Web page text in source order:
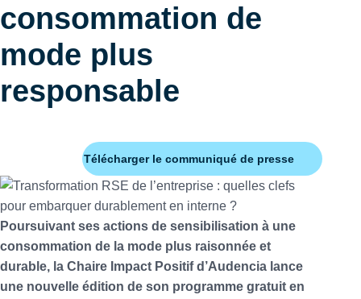
consommation de
mode plus
responsable
Télécharger le communiqué de presse
Poursuivant ses actions de sensibilisation à une
consommation de la mode plus raisonnée et
durable, la Chaire Impact Positif d’Audencia lance
une nouvelle édition de son programme gratuit en